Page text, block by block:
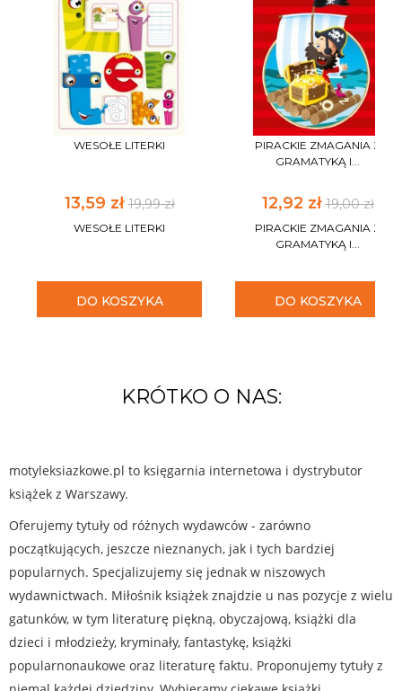
WESOŁE LITERKI
13,59 zł19,99 zł
WESOŁE LITERKI
DO KOSZYKA
PIRACKIE ZMAGANIA Z
GRAMATYKĄ I...
12,92 zł19,00 zł
PIRACKIE ZMAGANIA Z
GRAMATYKĄ I...
DO KOSZYKA
KRÓTKO O NAS:
motyleksiazkowe.pl to księgarnia internetowa i dystrybutor
książek z Warszawy.
Oferujemy tytuły od różnych wydawców - zarówno
początkujących, jeszcze nieznanych, jak i tych bardziej
popularnych. Specjalizujemy się jednak w niszowych
wydawnictwach. Miłośnik książek znajdzie u nas pozycje z wielu
gatunków, w tym literaturę piękną, obyczajową, książki dla
dzieci i młodzieży, kryminały, fantastykę, książki
popularnonaukowe oraz literaturę faktu. Proponujemy tytuły z